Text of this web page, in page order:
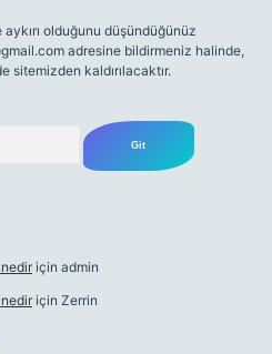
olduğunu düşündüğünüz
adresine bildirmeniz halinde,
kaldırılacaktır.
için admin
için Zerrin